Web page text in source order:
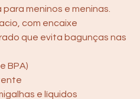
meninos e meninas.
com encaixe
que evita bagunças nas
BPA)
e líquidos